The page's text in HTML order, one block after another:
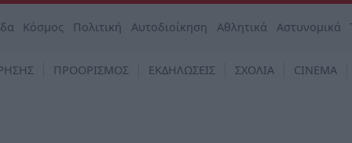
Κόσμος Πολιτική Αυτοδιοίκηση Αθλητικά Αστυνομικά
ΠΡΟΟΡΙΣΜΟΣ ΕΚΔΗΛΩΣΕΙΣ ΣΧΟΛΙΑ CINEMA